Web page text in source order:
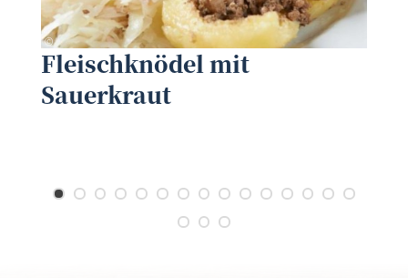
©Rainer Klang
Fleischknödel mit
Sauerkraut